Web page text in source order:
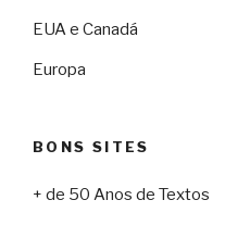
EUA e Canadá
Europa
BONS SITES
+ de 50 Anos de Textos